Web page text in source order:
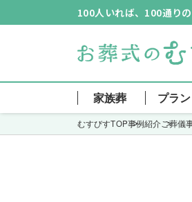
100人いれば、100通り
家族葬 プラ
むすびすTOP事例紹介ご葬儀